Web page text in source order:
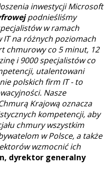
inwestycji Microsoft
podnieśliśmy
w ramach
na różnych poziomach
chmurowy co 5 minut, 12
i 9000 specjalistów co
utalentowani
polskich firm IT - to
Nasze
Krajową oznacza
kompetencji, aby
chmury wszystkim
w Polsce, a także
wzmocnić ich
dyrektor generalny